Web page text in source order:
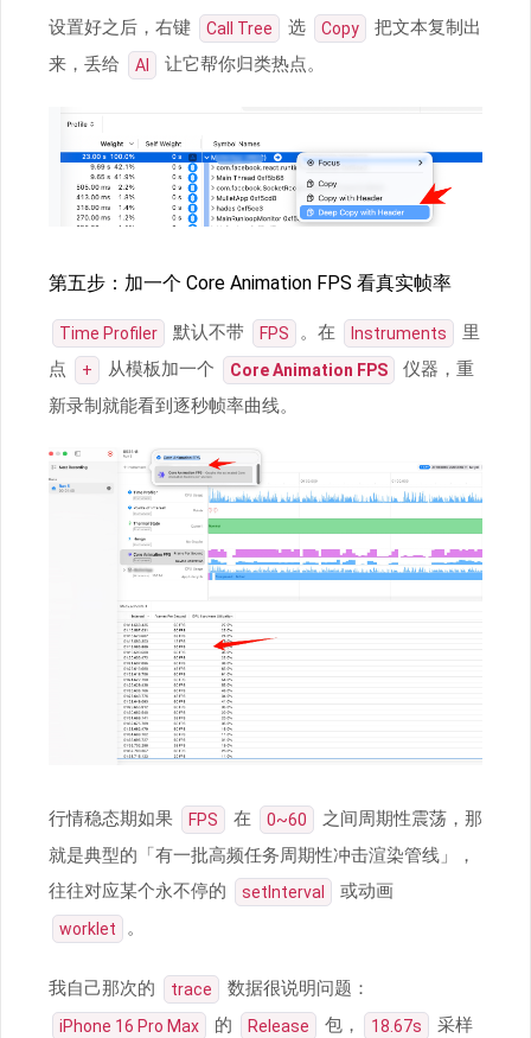
设置好之后，右键 Call Tree 选 Copy
把文本复制出
来，丢给
AI 让它帮你归类热点。
第五步：加一个 Core Animation FPS 看真实帧率
Time Profiler 默认不带 FPS 。在 Instruments
里
点
+ 从模板加一个 Core Animation FPS
仪器，重
新录制就能看到逐秒帧率曲线。
行情稳态期如果 FPS 在 0~60
之间周期性震荡，那
就是典型的「有一批高频任务周期性冲击渲染管线」，
往往对应某个永不停的
setInterval 或动画
worklet 。
我自己那次的 trace 数据很说明问题：
iPhone 16 Pro Max 的 Release 包， 18.67s
采样